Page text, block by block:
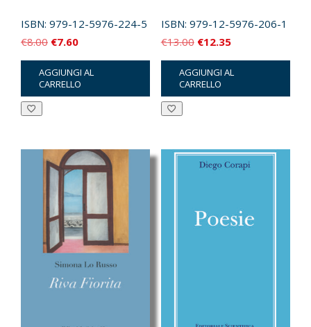
ISBN: 979-12-5976-224-5
€8.00 Il
prezzo
originale
era:
€7.60Il
prezzo
attuale
è:
AGGIUNGI AL
CARRELLO
ISBN: 979-12-5976-206-1
€13.00 Il
prezzo
originale
era:
€12.35Il
prezzo
attuale
è:
AGGIUNGI AL
CARRELLO